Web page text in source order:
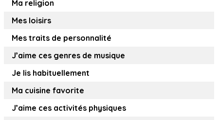
Ma religion
Mes loisirs
Mes traits de personnalité
J’aime ces genres de musique
Je lis habituellement
Ma cuisine favorite
J’aime ces activités physiques